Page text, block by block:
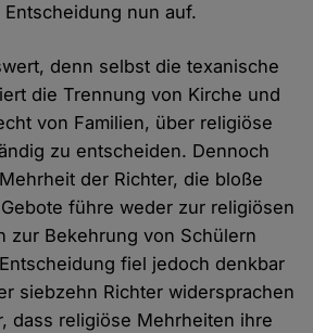
nun auf.
denn selbst die texanische
die Trennung von Kirche und
von Familien, über religiöse
zu entscheiden. Dennoch
der Richter, die bloße
führe weder zur religiösen
zur Bekehrung von Schülern
fiel jedoch denkbar
siebzehn Richter widersprachen
dass religiöse Mehrheiten ihre